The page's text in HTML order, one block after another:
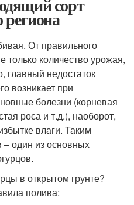
сорт
региона
От правильного
только количество урожая,
главный недостаток
возникает при
болезни (корневая
роса и т.д.), наоборот,
влаги. Таким
один из основных
в открытом грунте?
полива: